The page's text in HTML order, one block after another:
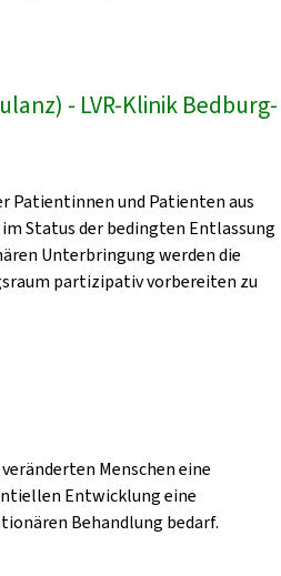
- LVR-Klinik Bedburg-
Patientinnen und Patienten aus
Status der bedingten Entlassung
Unterbringung werden die
partizipativ vorbereiten zu
Menschen eine
Entwicklung eine
Behandlung bedarf.